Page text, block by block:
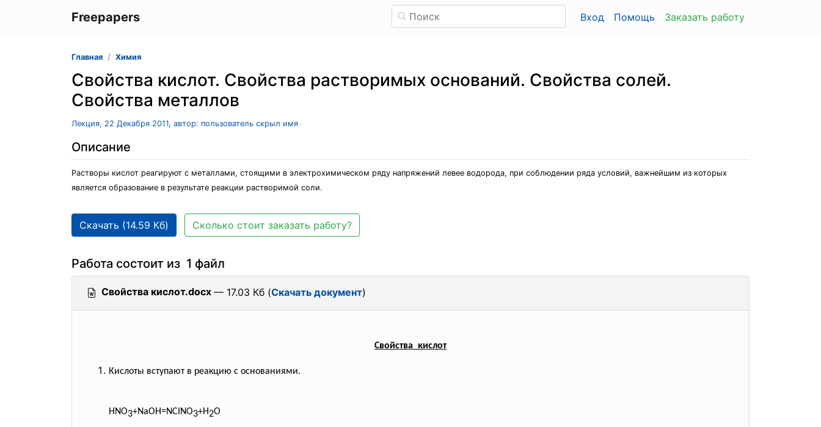
Freepapers Вход Помощь Заказать работу
Главная Химия
Свойства кислот. Свойства растворимых оснований. Свойства солей.
Свойства металлов
Лекция, 22 Декабря 2011, автор: пользователь скрыл имя
Описание
Растворы кислот реагируют с металлами, стоящими в электрохимическом ряду напряжений левее водорода, при соблюдении ряда условий, важнейшим из которых
является образование в результате реакции растворимой соли.
Скачать (14.59 Кб) Сколько стоит заказать работу?
Работа состоит из 1 файл
Свойства кислот.docx — 17.03 Кб (Скачать документ)
Свойства кислот
Кислоты вступают в реакцию с основаниями.
HNO3+NaOH=NCINO3+H2O